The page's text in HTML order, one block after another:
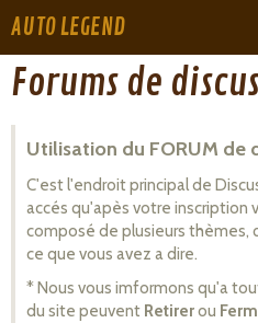
AUTO LEGEND
ARCHIVES
‹
Forums de
Utilisation du FORUM de
C'est l'endroit principal de
accés qu'apès votre inscription
composé de plusieurs thèmes,
ce que vous avez a dire.
* Nous vous imformons qu'a
du site peuvent Retirerou